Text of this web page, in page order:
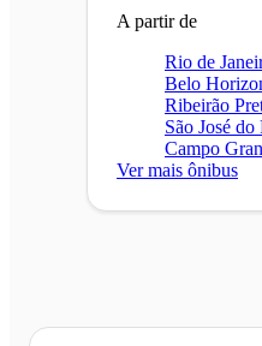
A partir de
Rio de
Belo
Ribeirão
São José
Campo
Ver mais ônibus